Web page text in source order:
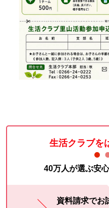
生活クラブを
40万人が選ぶ安
資料請求でお